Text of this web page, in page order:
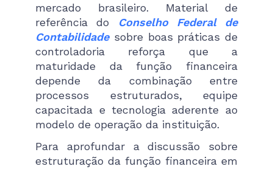
mercado brasileiro. Material de
referência do
Conselho Federal de
Contabilidadesobre boas práticas de
controladoria reforça que a
maturidade da função financeira
depende da combinação entre
processos estruturados, equipe
capacitada e tecnologia aderente ao
modelo de operação da instituição.
Para aprofundar a discussão sobre
estruturação da função financeira em